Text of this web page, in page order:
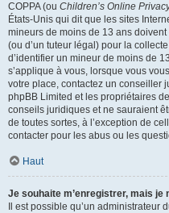
COPPA (ou Children’s Online
États-Unis qui dit que les sites
mineurs de moins de 13 ans
(ou d’un tuteur légal) pour la
d’identifier un mineur de moins de
s’applique à vous, lorsque vous
votre place, contactez un conseiller
phpBB Limited et les propriétaires
conseils juridiques et ne sauraient
de toutes sortes, à l’exception de
contacter pour les abus ou les
Haut
Je souhaite m’enregistrer, mais je
Il est possible qu’un administrateur